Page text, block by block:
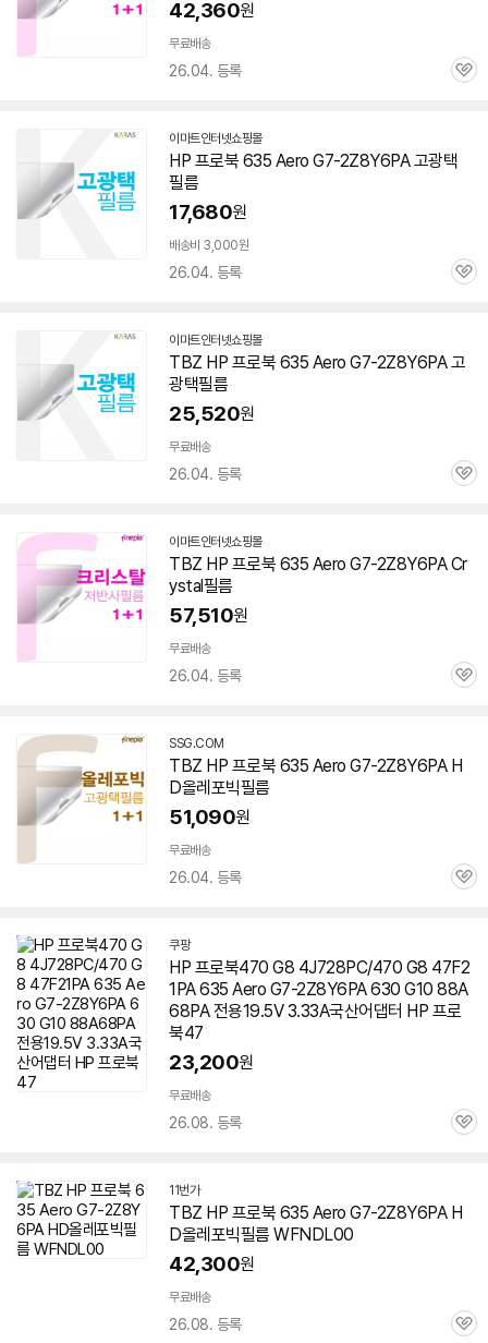
42,360원
무료배송
26.04. 등록
관
이마트인터넷쇼핑몰
HP 프로북 635 Aero G7-2Z8Y6PA고광택
필름
17,680원
배송비 3,000원
26.04. 등록
관
이마트인터넷쇼핑몰
TBZ HP 프로북 635 Aero G7-2Z8Y6PA고
광택필름
25,520원
무료배송
26.04. 등록
관
이마트인터넷쇼핑몰
TBZ HP 프로북 635 Aero G7-2Z8Y6PACr
ystal필름
57,510원
무료배송
26.04. 등록
관
SSG.COM
TBZ HP 프로북 635 Aero G7-2Z8Y6PAH
D올레포빅필름
51,090원
무료배송
26.04. 등록
관
쿠팡
HP 프로북470 G8 4J728PC/470 G8 47F2
1PA 635 Aero G7-2Z8Y6PA630 G10 88A
68PA 전용19.5V 3.33A국산어댑터 HP 프로
북47
23,200원
무료배송
26.08. 등록
관
11번가
TBZ HP 프로북 635 Aero G7-2Z8Y6PAH
D올레포빅필름 WFNDL00
42,300원
무료배송
26.08. 등록
관